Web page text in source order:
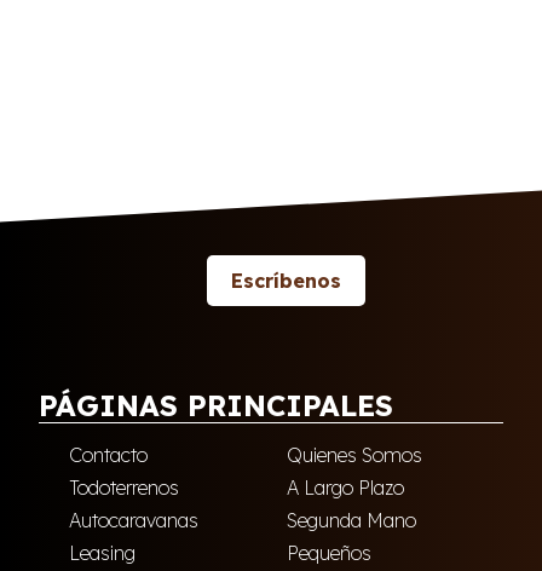
Escríbenos
PÁGINAS PRINCIPALES
Contacto
Quienes Somos
Todoterrenos
A Largo Plazo
Autocaravanas
Segunda Mano
Leasing
Pequeños